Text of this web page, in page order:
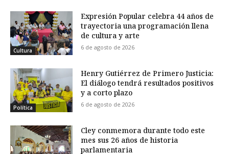
Cultura
Expresión Popular celebra 44 años de
trayectoria una programación llena
de cultura y arte
6 de agosto de 2026
Política
Henry Gutiérrez de Primero Justicia:
El diálogo tendrá resultados positivos
y a corto plazo
6 de agosto de 2026
Cley conmemora durante todo este
mes sus 26 años de historia
parlamentaria